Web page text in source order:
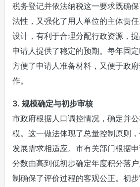
税务登记并依法纳税这一要求既确
法性，又强化了用人单位的主体责
设计，有利于合理分配行政资源，
申请人提供了稳定的预期。每年固
方便了申请人准备材料，又便于政
作。
3. 规模确定与初步审核
市政府根据人口调控情况，确定并
模。这一做法体现了总量控制原则
发展需求相适应。市有关部门根据
分数由高到低初步确定年度积分落
制确保了评价过程的客观公正。初